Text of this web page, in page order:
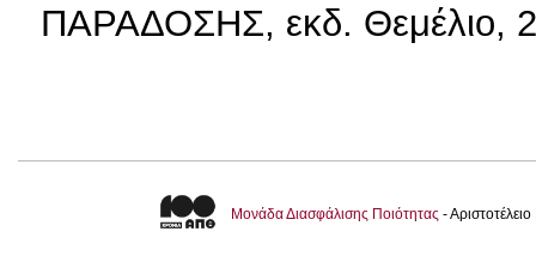
ΠΑΡΑΔΟΣΗΣ, εκδ. Θεμέλιο,
Μονάδα Διασφάλισης Ποιότητας -